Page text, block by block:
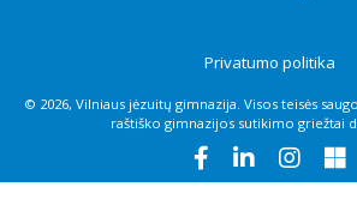
Privatumo politika
© 2026, Vilniaus jėzuitų gimnazija. Visos teisės
raštiško gimnazijos sutikimo griežtai